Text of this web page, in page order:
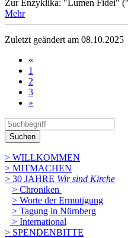
Zur Enzyklika: "Lumen Fidei"
Mehr
Zuletzt geändert am 08­.10.2025
«
1
2
3
»
Suchen
> WILLKOMMEN
> MITMACHEN
> 30 JAHRE Wir sind Kirche
> Chroniken
> Worte der Ermutigung
> Tagung in Nürnberg
> International
> SPENDENBITTE